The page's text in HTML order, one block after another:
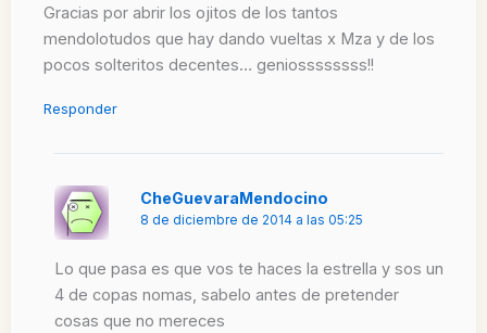
Gracias por abrir los ojitos de los tantos
mendolotudos que hay dando vueltas x Mza y de los
pocos solteritos decentes… geniossssssss!!
Responder
CheGuevaraMendocino
8 de diciembre de 2014 a las 05:25
Lo que pasa es que vos te haces la estrella y sos un
4 de copas nomas, sabelo antes de pretender
cosas que no mereces